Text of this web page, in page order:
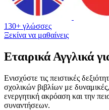
130+ γλώσσες
Ξεκίνα να μαθαίνεις
Εταιρικά Αγγλικά
Ενισχύστε τις πειστικές
σχολικών βιβλίων με
ενεργητική ακρόαση και την
συναντήσεων.